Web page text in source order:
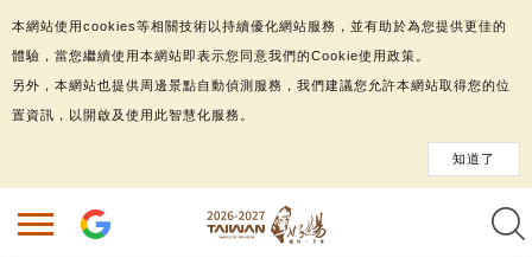
本網站使用cookies等相關技術以持續優化網站服務，並有助於為您提供更佳的
體驗，當您繼續使用本網站即表示您同意我們的Cookie使用政策。
另外，本網站也提供周邊景點自動偵測服務，我們建議您允許本網站取得您的位
置資訊，以開啟及使用此智慧化服務。
知道了